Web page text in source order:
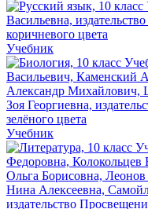
Учебник
Учебник